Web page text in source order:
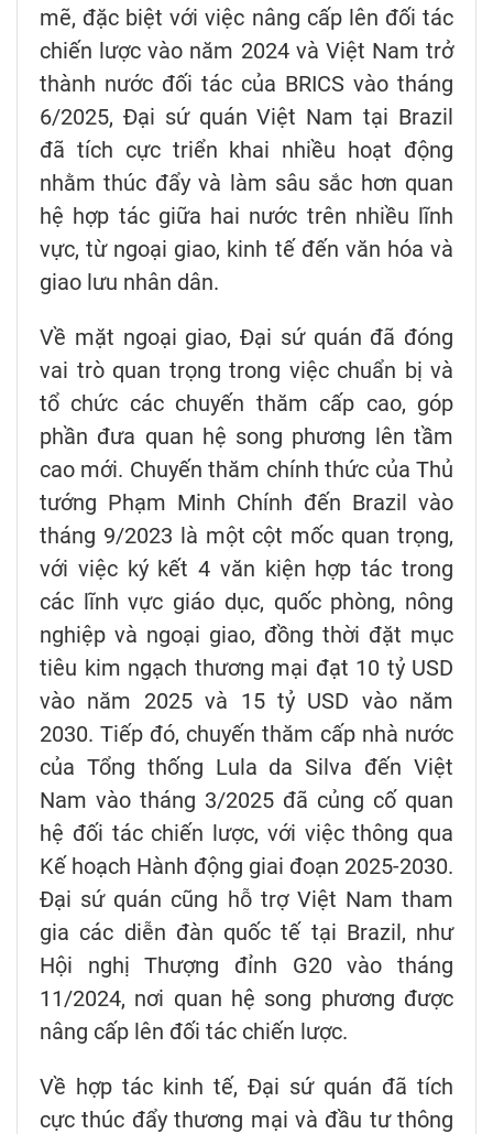
mẽ, đặc biệt với việc nâng cấp lên đối tác
chiến lược vào năm 2024 và Việt Nam trở
thành nước đối tác của BRICS vào tháng
6/2025, Đại sứ quán Việt Nam tại Brazil
đã tích cực triển khai nhiều hoạt động
nhằm thúc đẩy và làm sâu sắc hơn quan
hệ hợp tác giữa hai nước trên nhiều lĩnh
vực, từ ngoại giao, kinh tế đến văn hóa và
giao lưu nhân dân.
Về mặt ngoại giao, Đại sứ quán đã đóng
vai trò quan trọng trong việc chuẩn bị và
tổ chức các chuyến thăm cấp cao, góp
phần đưa quan hệ song phương lên tầm
cao mới. Chuyến thăm chính thức của Thủ
tướng Phạm Minh Chính đến Brazil vào
tháng 9/2023 là một cột mốc quan trọng,
với việc ký kết 4 văn kiện hợp tác trong
các lĩnh vực giáo dục, quốc phòng, nông
nghiệp và ngoại giao, đồng thời đặt mục
tiêu kim ngạch thương mại đạt 10 tỷ USD
vào năm 2025 và 15 tỷ USD vào năm
2030. Tiếp đó, chuyến thăm cấp nhà nước
của Tổng thống Lula da Silva đến Việt
Nam vào tháng 3/2025 đã củng cố quan
hệ đối tác chiến lược, với việc thông qua
Kế hoạch Hành động giai đoạn 2025-2030.
Đại sứ quán cũng hỗ trợ Việt Nam tham
gia các diễn đàn quốc tế tại Brazil, như
Hội nghị Thượng đỉnh G20 vào tháng
11/2024, nơi quan hệ song phương được
nâng cấp lên đối tác chiến lược.
Về hợp tác kinh tế, Đại sứ quán đã tích
cực thúc đẩy thương mại và đầu tư thông